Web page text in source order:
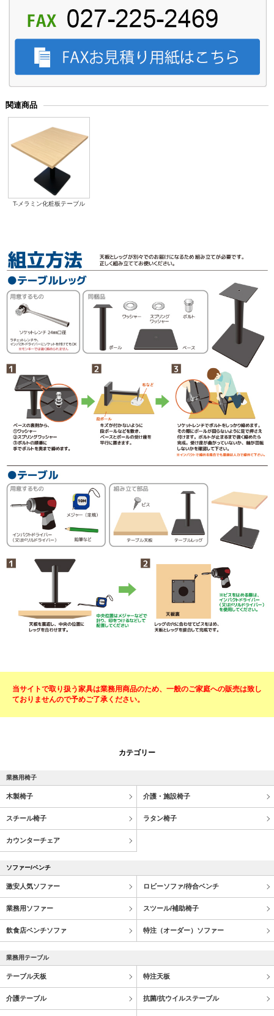
関連商品
T-メラミン化粧板テーブル
当サイトで取り扱う家具は業務用商品のため、一般のご家庭への販売は致し
ておりませんので予めご了承ください。
カテゴリー
業務用椅子
木製椅子 介護・施設椅子
スチール椅子 ラタン椅子
カウンターチェア
ソファー/ベンチ
激安人気ソファー ロビーソファ/待合ベンチ
業務用ソファー スツール/補助椅子
飲食店ベンチソファ 特注（オーダー）ソファー
業務用テーブル
テーブル天板 特注天板
介護テーブル 抗菌/抗ウイルステーブル